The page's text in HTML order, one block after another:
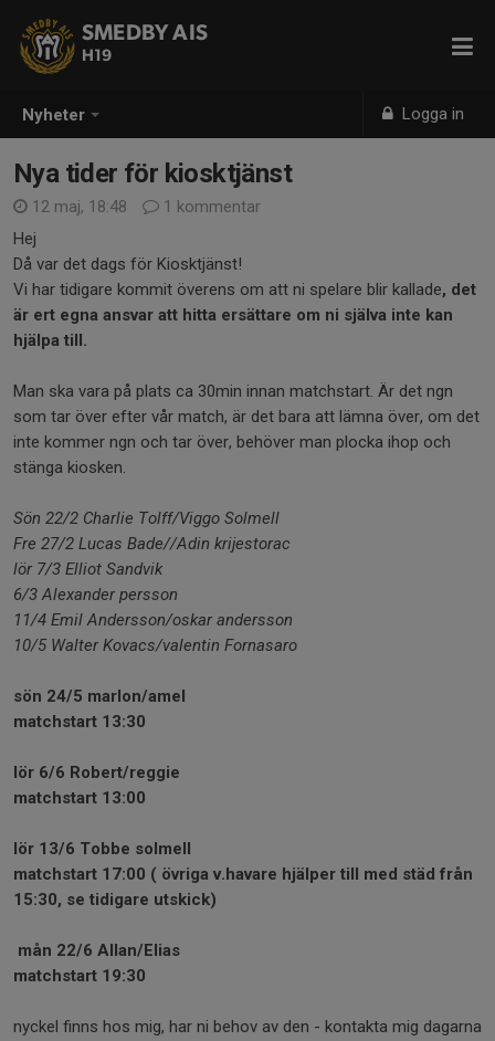
Nyheter Logga in
SMEDBY AIS
H19
Nya tider för kiosktjänst
12 maj, 18:48
1 kommentar
Hej
Då var det dags för Kiosktjänst!
Vi har tidigare kommit överens om att ni spelare blir kallade, det
är ert egna ansvar att hitta ersättare om ni själva inte kan
hjälpa till.
Man ska vara på plats ca 30min innan matchstart. Är det ngn
som tar över efter vår match, är det bara att lämna över, om det
inte kommer ngn och tar över, behöver man plocka ihop och
stänga kiosken.
Sön 22/2 Charlie Tolff/Viggo Solmell
Fre 27/2 Lucas Bade//Adin krijestorac
lör 7/3 Elliot Sandvik
6/3 Alexander persson
11/4 Emil Andersson/oskar andersson
10/5 Walter Kovacs/valentin Fornasaro
sön 24/5 marlon/amel
matchstart 13:30
lör 6/6 Robert/reggie
matchstart 13:00
lör 13/6 Tobbe solmell
matchstart 17:00 ( övriga v.havare hjälper till med städ från
15:30, se tidigare utskick)
mån 22/6 Allan/Elias
matchstart 19:30
nyckel finns hos mig, har ni behov av den - kontakta mig dagarna